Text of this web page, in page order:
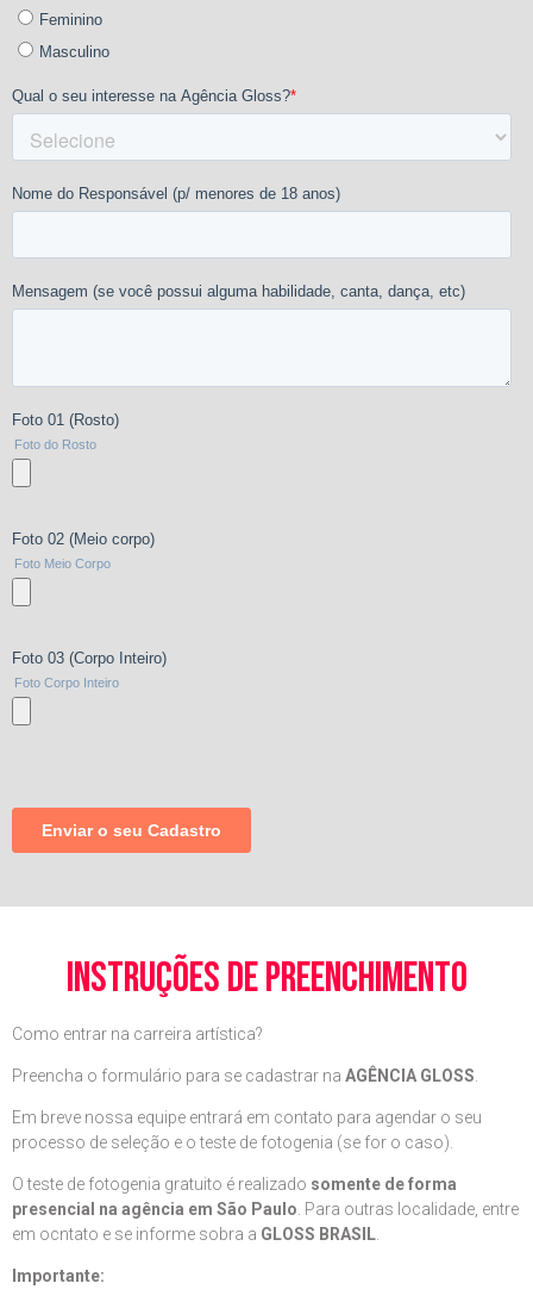
instruções de preenchimento
Como entrar na carreira artística?
Preencha o formulário para se cadastrar na AGÊNCIA GLOSS.
Em breve nossa equipe entrará em contato para agendar o seu
processo de seleção e o teste de fotogenia (se for o caso).
O teste de fotogenia gratuito é realizado somente de forma
presencial na agência em São Paulo. Para outras localidade, entre
em ocntato e se informe sobra a GLOSS BRASIL.
Importante: